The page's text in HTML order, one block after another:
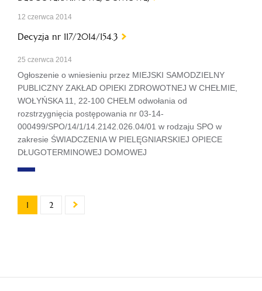
12 czerwca 2014
Decyzja nr 117/2014/154.3
25 czerwca 2014
Ogłoszenie o wniesieniu przez MIEJSKI SAMODZIELNY
PUBLICZNY ZAKŁAD OPIEKI ZDROWOTNEJ W CHEŁMIE,
WOŁYŃSKA 11, 22-100 CHEŁM odwołania od
rozstrzygnięcia postępowania nr 03-14-
000499/SPO/14/1/14.2142.026.04/01 w rodzaju SPO w
zakresie ŚWIADCZENIA W PIELĘGNIARSKIEJ OPIECE
DŁUGOTERMINOWEJ DOMOWEJ
1 2